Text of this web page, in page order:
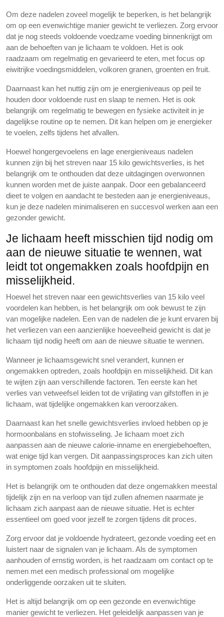
Om deze nadelen zoveel mogelijk te beperken, is het belangrijk
om op een evenwichtige manier gewicht te verliezen. Zorg ervoor
dat je nog steeds voldoende voedzame voeding binnenkrijgt om
aan de behoeften van je lichaam te voldoen. Het is ook
raadzaam om regelmatig en gevarieerd te eten, met focus op
eiwitrijke voedingsmiddelen, volkoren granen, groenten en fruit.
Daarnaast kan het nuttig zijn om je energieniveaus op peil te
houden door voldoende rust en slaap te nemen. Het is ook
belangrijk om regelmatig te bewegen en fysieke activiteit in je
dagelijkse routine op te nemen. Dit kan helpen om je energieker
te voelen, zelfs tijdens het afvallen.
Hoewel hongergevoelens en lage energieniveaus nadelen
kunnen zijn bij het streven naar 15 kilo gewichtsverlies, is het
belangrijk om te onthouden dat deze uitdagingen overwonnen
kunnen worden met de juiste aanpak. Door een gebalanceerd
dieet te volgen en aandacht te besteden aan je energieniveaus,
kun je deze nadelen minimaliseren en succesvol werken aan een
gezonder gewicht.
Je lichaam heeft misschien tijd nodig om
aan de nieuwe situatie te wennen, wat
leidt tot ongemakken zoals hoofdpijn en
misselijkheid.
Hoewel het streven naar een gewichtsverlies van 15 kilo veel
voordelen kan hebben, is het belangrijk om ook bewust te zijn
van mogelijke nadelen. Een van de nadelen die je kunt ervaren bij
het verliezen van een aanzienlijke hoeveelheid gewicht is dat je
lichaam tijd nodig heeft om aan de nieuwe situatie te wennen.
Wanneer je lichaamsgewicht snel verandert, kunnen er
ongemakken optreden, zoals hoofdpijn en misselijkheid. Dit kan
te wijten zijn aan verschillende factoren. Ten eerste kan het
verlies van vetweefsel leiden tot de vrijlating van gifstoffen in je
lichaam, wat tijdelijke ongemakken kan veroorzaken.
Daarnaast kan het snelle gewichtsverlies invloed hebben op je
hormoonbalans en stofwisseling. Je lichaam moet zich
aanpassen aan de nieuwe calorie-inname en energiebehoeften,
wat enige tijd kan vergen. Dit aanpassingsproces kan zich uiten
in symptomen zoals hoofdpijn en misselijkheid.
Het is belangrijk om te onthouden dat deze ongemakken meestal
tijdelijk zijn en na verloop van tijd zullen afnemen naarmate je
lichaam zich aanpast aan de nieuwe situatie. Het is echter
essentieel om goed voor jezelf te zorgen tijdens dit proces.
Zorg ervoor dat je voldoende hydrateert, gezonde voeding eet en
luistert naar de signalen van je lichaam. Als de symptomen
aanhouden of ernstig worden, is het raadzaam om contact op te
nemen met een medisch professional om mogelijke
onderliggende oorzaken uit te sluiten.
Het is altijd belangrijk om op een gezonde en evenwichtige
manier gewicht te verliezen. Het geleidelijk aanpassen van je